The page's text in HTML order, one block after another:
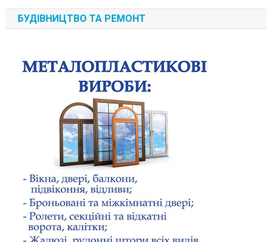
БУДІВНИЦТВО ТА РЕМОНТ